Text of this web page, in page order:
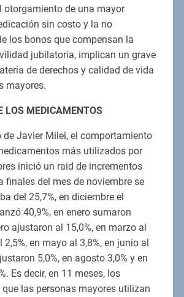
otorgamiento de una mayor
sin costo y la no
los bonos que compensan la
jubilatoria, implican un grave
de derechos y calidad de vida
mayores.
LOS MEDICAMENTOS
de Javier Milei, el comportamiento
más utilizados por
inició un raid de incrementos
finales del mes de noviembre se
del 25,7%, en diciembre el
40,9%, en enero sumaron
ajustaron al 15,0%, en marzo al
2,5%, en mayo al 3,8%, en junio al
5,0%, en agosto 3,0% y en
Es decir, en 11 meses, los
las personas mayores utilizan